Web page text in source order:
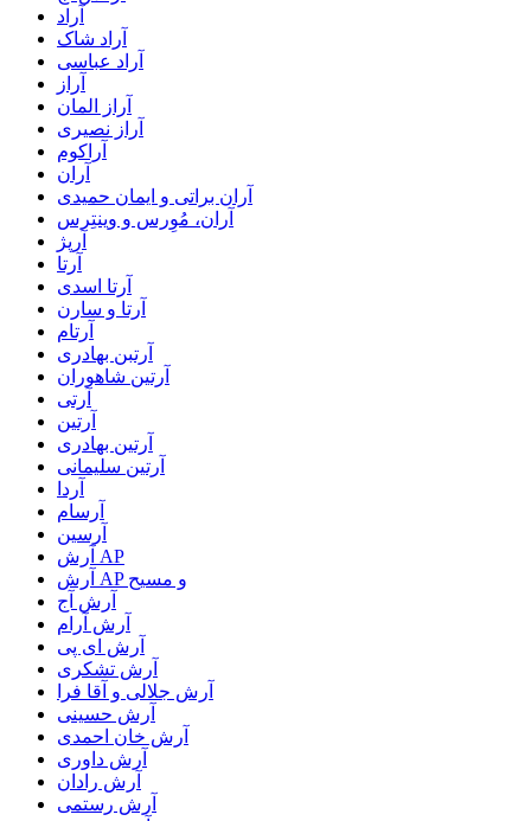
آراد
آراد شاک
آراد عباسی
آراز
آراز المان
آراز نصیری
آراکوم
آران
آران براتی و ایمان حمیدی
آران، مُوِرس و وینتِرس
آرپژ
آرتا
آرتا اسدی
آرتا و سارن
آرتام
آرتبن بهادری
آرتين شاهوران
آرتی
آرتین
آرتین بهادری
آرتین سلیمانی
آردا
آرسام
آرسین
آرش AP
آرش AP و مسیح
آرش آج
آرش آرام
آرش ای پی
آرش تشکری
آرش جلالی و آقا فرا
آرش حسینی
آرش خان احمدی
آرش داوری
آرش رادان
آرش رستمى